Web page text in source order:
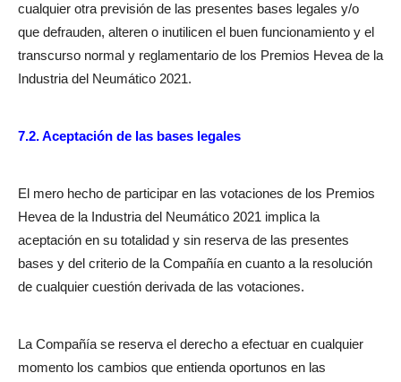
cualquier otra previsión de las presentes bases legales y/o
que defrauden, alteren o inutilicen el buen funcionamiento y el
transcurso normal y reglamentario de los Premios Hevea de la
Industria del Neumático 2021.
7.2. Aceptación de las bases legales
El mero hecho de participar en las votaciones de los Premios
Hevea de la Industria del Neumático 2021 implica la
aceptación en su totalidad y sin reserva de las presentes
bases y del criterio de la Compañía en cuanto a la resolución
de cualquier cuestión derivada de las votaciones.
La Compañía se reserva el derecho a efectuar en cualquier
momento los cambios que entienda oportunos en las